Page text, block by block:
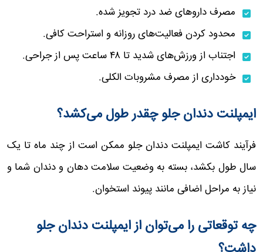
مصرف داروهای ضد درد تجویز شده.
محدود کردن فعالیت‌های روزانه و استراحت کافی.
اجتناب از ورزش‌های شدید تا ۴۸ ساعت پس از جراحی.
خودداری از مصرف مشروبات الکلی.
ایمپلنت دندان جلو چقدر طول می‌کشد؟
فرآیند کاشت ایمپلنت دندان جلو ممکن است از چند ماه تا یک
سال طول بکشد، بسته به وضعیت سلامت دهان و دندان شما و
نیاز به مراحل اضافی مانند پیوند استخوان.
چه توقعاتی را می‌توان از ایمپلنت دندان جلو